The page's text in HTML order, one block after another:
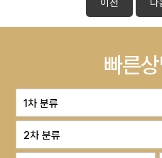
빠른